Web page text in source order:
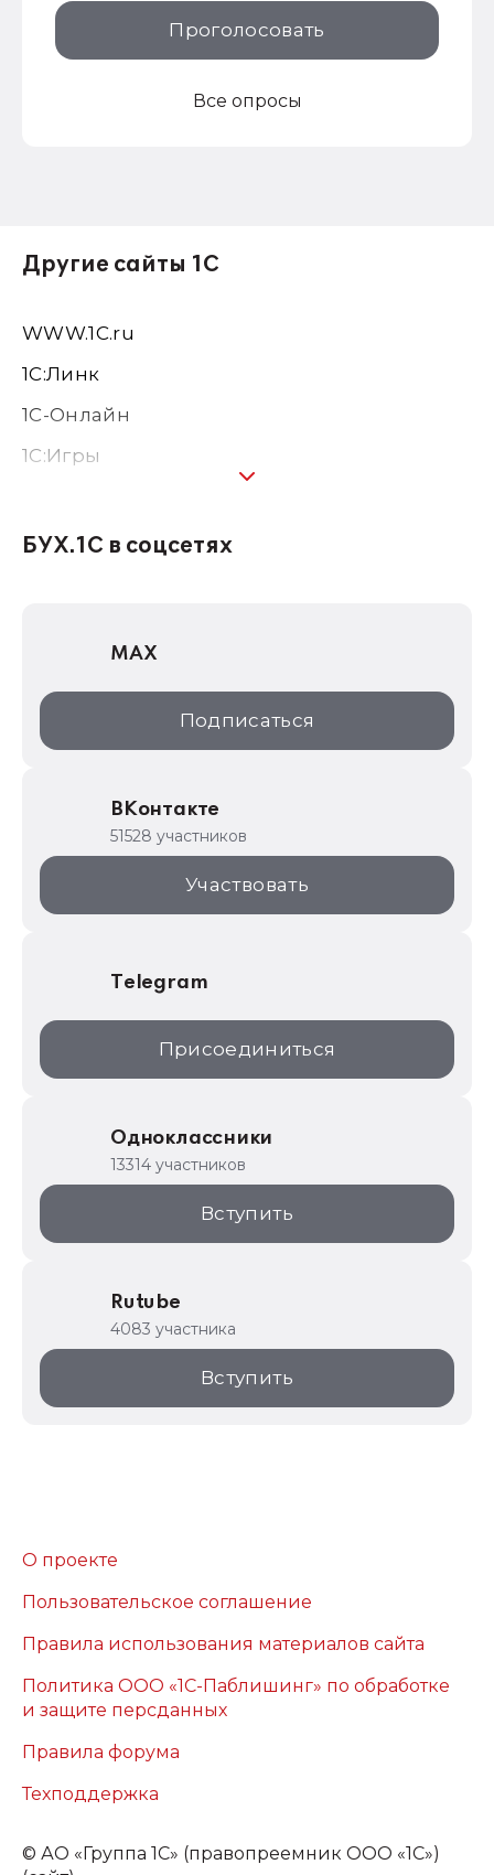
Проголосовать
Все опросы
Другие сайты 1С
WWW.1С.ru
1С:Линк
1С-Онлайн
1C:Игры
1С:Консалтинг
1С:Дистрибьюция
1С:Образование
ИТС.1C.ru
1С:Торговая площадка
БУХ.1С в соцсетях
MAX
Подписаться
ВКонтакте
51528 участников
Участвовать
Telegram
Присоединиться
Одноклассники
13314 участников
Вступить
Rutube
4083 участника
Вступить
О проекте
Пользовательское соглашение
Правила использования материалов сайта
Политика ООО «1С-Паблишинг» по обработке
и защите персданных
Правила форума
Техподдержка
© АО «Группа 1С» (правопреемник ООО «1С»)